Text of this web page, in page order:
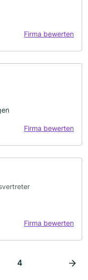
Firma bewerten
Firma bewerten
Firma bewerten
4